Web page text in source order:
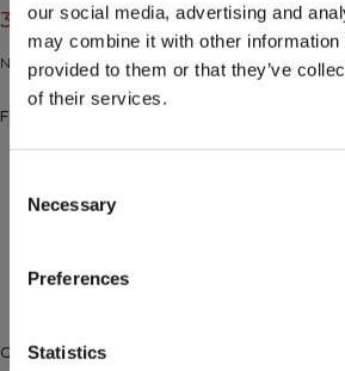
our social media, advertising and
may combine it with other information
provided to them or that they’ve
of their services.
Selection
Necessary
Preferences
Statistics
34€49€(-30%)
Nahtloses Langarmoberteil mit ½-Reißverschluss.
Farbe: Cream
Größe